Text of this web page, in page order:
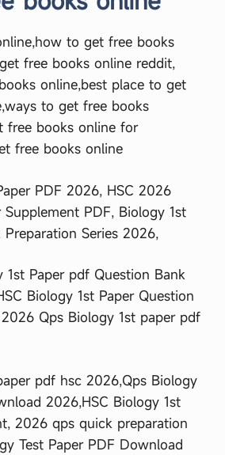
ই
ডা
ন
লো
w
n
d
…
to get free books
free books online reddit,
online,best place to get
to get free books
free books online for
free books online
PDF 2026, HSC 2026
Supplement PDF, Biology 1st
Preparation Series 2026,
1st Paper pdf Question Bank
Biology 1st Paper Question
Qps Biology 1st paper pdf
pdf hsc 2026,Qps Biology
2026,HSC Biology 1st
2026 qps quick preparation
Test Paper PDF Download